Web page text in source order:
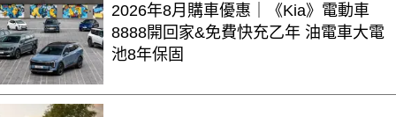
2026年8月購車優惠｜《Kia》電動車
8888開回家&免費快充乙年 油電車大電
池8年保固